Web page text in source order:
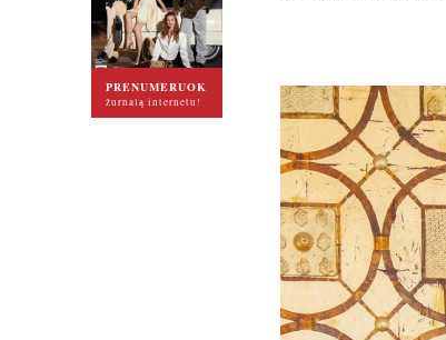
PRENUMERUOK
žurnalą internetu!